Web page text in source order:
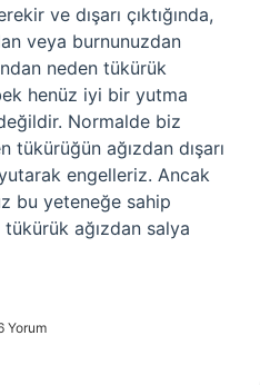
ve dışarı çıktığında,
veya burnunuzdan
neden tükürük
henüz iyi bir yutma
Normalde biz
tükürüğün ağızdan dışarı
engelleriz. Ancak
bu yeteneğe sahip
tükürük ağızdan salya
Yorum